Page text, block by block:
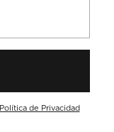
Política de Privacidad